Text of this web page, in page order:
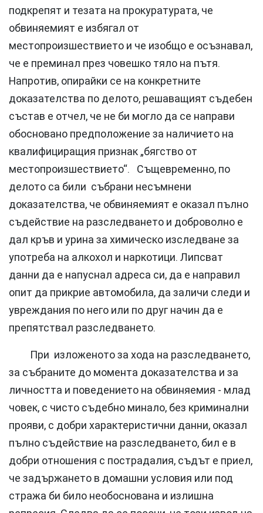
подкрепят и тезата на прокуратурата, че
обвиняемият е избягал от
местопроизшествието и че изобщо е осъзнавал,
че е преминал през човешко тяло на пътя.
Напротив, опирайки се на конкретните
доказателства по делото, решаващият съдебен
състав е отчел, че не би могло да се направи
обосновано предположение за наличието на
квалифициращия признак „бягство от
местопроизшествието“. Същевременно, по
делото са били събрани несъмнени
доказателства, че обвиняемият е оказал пълно
съдействие на разследването и доброволно е
дал кръв и урина за химическо изследване за
употреба на алкохол и наркотици. Липсват
данни да е напуснал адреса си, да е направил
опит да прикрие автомобила, да заличи следи и
увреждания по него или по друг начин да е
препятствал разследването.
При изложеното за хода на разследването,
за събраните до момента доказателства и за
личността и поведението на обвиняемия - млад
човек, с чисто съдебно минало, без криминални
прояви, с добри характеристични данни, оказал
пълно съдействие на разследването, бил е в
добри отношения с пострадалия, съдът е приел,
че задържането в домашни условия или под
стража би било необоснована и излишна